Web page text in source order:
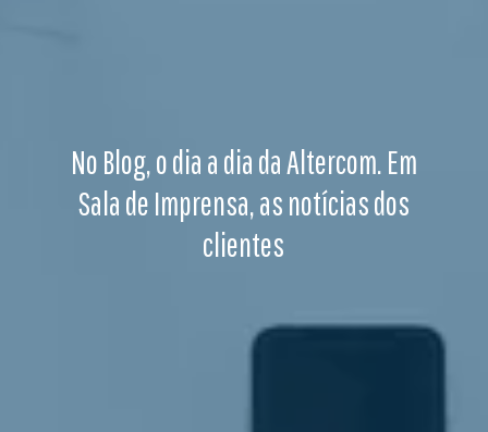
No Blog, o dia a dia da Altercom. Em
Sala de Imprensa, as notícias dos
clientes